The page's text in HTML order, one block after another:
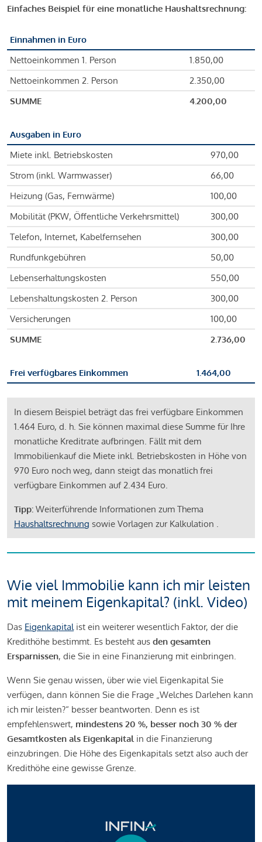
Einfaches Beispiel für eine monatliche Haushaltsrechnung:
Einnahmen in Euro
Nettoeinkommen 1. Person
1.850,00
Nettoeinkommen 2. Person
2.350,00
SUMME
4.200,00
Ausgaben in Euro
Miete inkl. Betriebskosten
970,00
Strom (inkl. Warmwasser)
66,00
Heizung (Gas, Fernwärme)
100,00
Mobilität (PKW, Öffentliche Verkehrsmittel)
300,00
Telefon, Internet, Kabelfernsehen
300,00
Rundfunkgebühren
50,00
Lebenserhaltungskosten
550,00
Lebenshaltungskosten 2. Person
300,00
Versicherungen
100,00
SUMME
2.736,00
Frei verfügbares Einkommen 1.464,00
In diesem Beispiel beträgt das frei verfügbare Einkommen
1.464 Euro, d. h. Sie können maximal diese Summe für Ihre
monatliche Kreditrate aufbringen. Fällt mit dem
Immobilienkauf die Miete inkl. Betriebskosten in Höhe von
970 Euro noch weg, dann steigt das monatlich frei
verfügbare Einkommen auf 2.434 Euro.
Tipp: Weiterführende Informationen zum Thema
Haushaltsrechnung sowie Vorlagen zur Kalkulation .
Wie viel Immobilie kann ich mir leisten
mit meinem Eigenkapital? (inkl. Video)
Das Eigenkapitalist ein weiterer wesentlich Faktor, der die
Kredithöhe bestimmt. Es besteht aus den gesamten
Ersparnissen, die Sie in eine Finanzierung mit einbringen.
Wenn Sie genau wissen, über wie viel Eigenkapital Sie
verfügen, dann können Sie die Frage „Welches Darlehen kann
ich mir leisten?“ besser beantworten. Denn es ist
empfehlenswert, mindestens 20 %, besser noch 30 % der
Gesamtkosten als Eigenkapital in die Finanzierung
einzubringen. Die Höhe des Eigenkapitals setzt also auch der
Kredithöhe eine gewisse Grenze.